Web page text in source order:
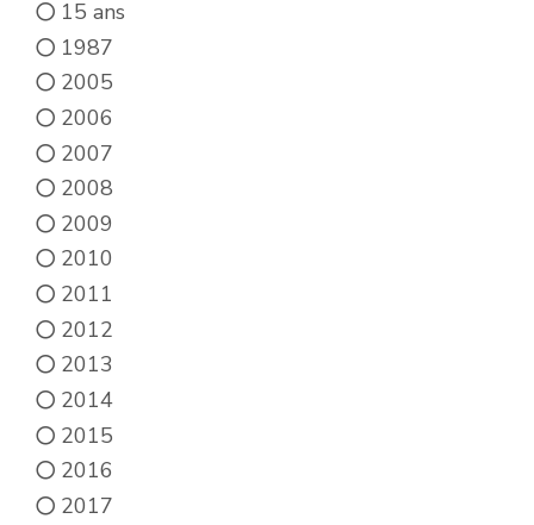
15 ans
1987
2005
2006
2007
2008
2009
2010
2011
2012
2013
2014
2015
2016
2017